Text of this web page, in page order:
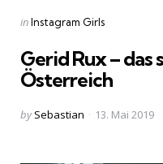
Categories
Posted
inInstagram Girls
Gerid Rux – das
Österreich
Posted
by Sebastian 13. Mai 2019